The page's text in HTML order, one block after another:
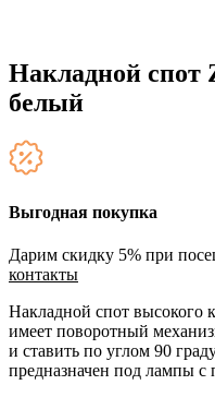
Накладной спот
белый
Выгодная покупка
Дарим скидку 5% при
контакты
Накладной спот высокого
имеет поворотный
и ставить по углом 90
предназначен под лампы с